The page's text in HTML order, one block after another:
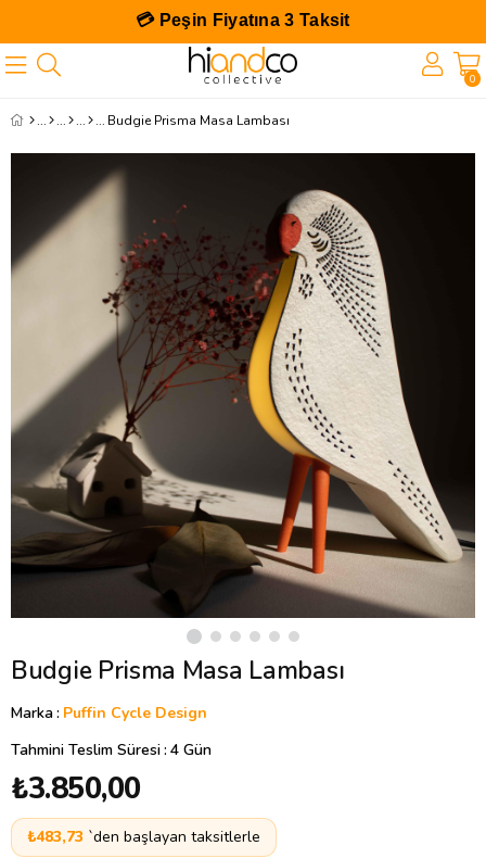
💳 Peşin Fiyatına 3 Taksit
0
Budgie Prisma Masa Lambası
Budgie Prisma Masa Lambası
Marka: Puffin Cycle Design
Tahmini Teslim Süresi: 4 Gün
₺3.850,00
₺483,73 `den başlayan taksitlerle